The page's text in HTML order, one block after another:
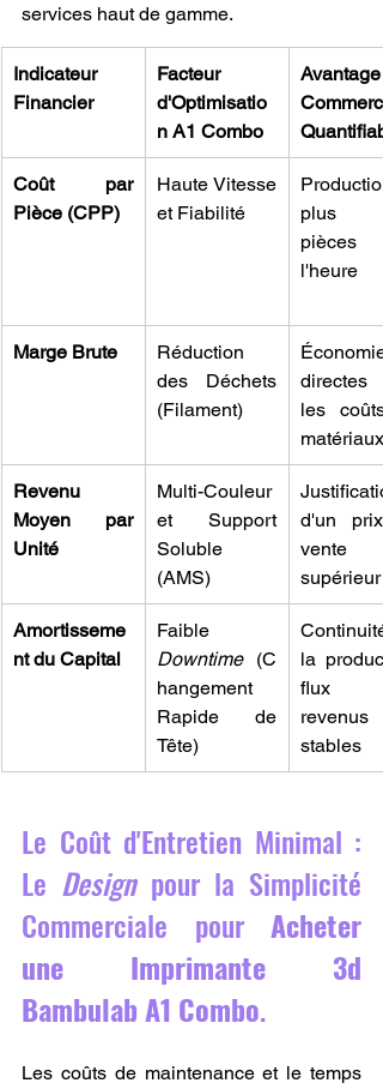
services haut de gamme.
Indicateur
Financier
Facteur
d'Optimisatio
n A1 Combo
Avantage
Coût par
Pièce (CPP)
Haute Vitesse
et Fiabilité
plus
l'heure
Marge Brute
Réduction
des Déchets
(Filament)
directes
les
matériaux
Revenu
Moyen par
Unité
Multi-Couleur
et Support
Soluble
(AMS)
d'un
vente
supérieur
Amortisseme
nt du Capital
Downtime (C
hangement
Rapide de
Tête)
la
flux
revenus
stables
Le Coût d'Entretien Minimal :
Le Design pour la Simplicité
Commerciale pour Acheter
une Imprimante 3d
Bambulab A1 Combo.
Les coûts de maintenance et le temps